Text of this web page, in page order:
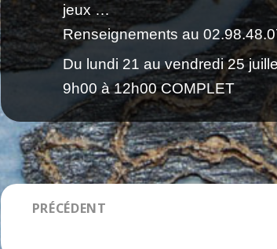
jeux …
Renseignements au
Du lundi 21 au vendredi 25
9h00 à 12h00 COMPLET
Navigation
l’article
PRÉCÉDENT